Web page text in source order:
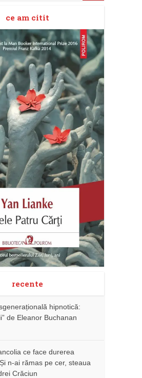
ce am citit
recente
hipnotică:
de Eleanor Buchanan
ce face durerea
n-ai rămas pe cer, steaua
Crăciun